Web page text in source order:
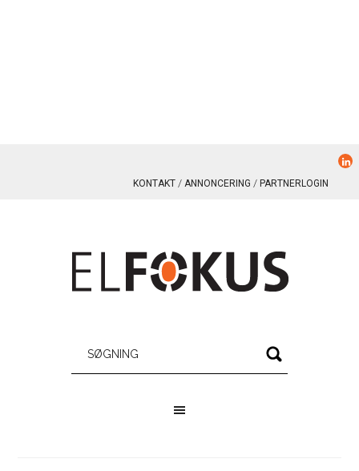
KONTAKT ANNONCERING PARTNERLOGIN